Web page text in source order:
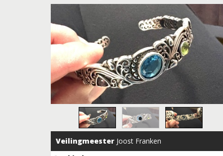
Veilingmeester Joost Franken